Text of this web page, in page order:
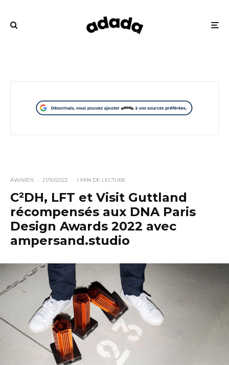
AWARDS · 21/10/2022 · 1 MIN DE LECTURE
C²DH, LFT et Visit Guttland
récompensés aux DNA Paris
Design Awards 2022 avec
ampersand.studio